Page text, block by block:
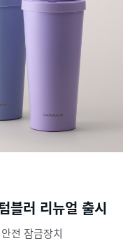
블러 리뉴얼 출시
전 잠금장치